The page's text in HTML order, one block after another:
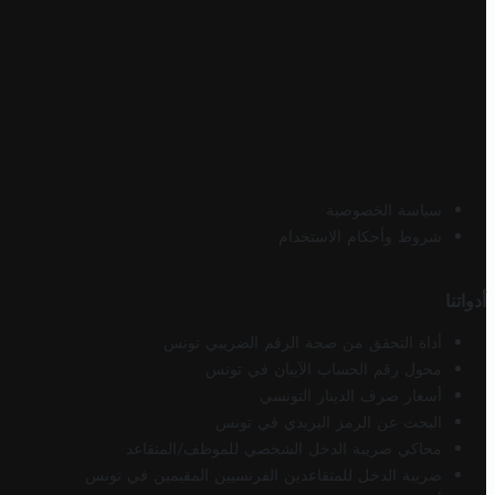
سياسة الخصوصية
شروط وأحكام الاستخدام
أدواتنا
أداة التحقق من صحة الرقم الضريبي تونس
محول رقم الحساب الآيبان في تونس
أسعار صرف الدينار التونسي
البحث عن الرمز البريدي في تونس
محاكي ضريبة الدخل الشخصي للموظف/المتقاعد
ضريبة الدخل للمتقاعدين الفرنسيين المقيمين في تونس